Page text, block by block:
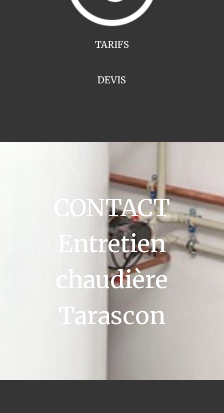
TARIFS
DEVIS
CONTACT
Entretien
chaudière
Tarascon